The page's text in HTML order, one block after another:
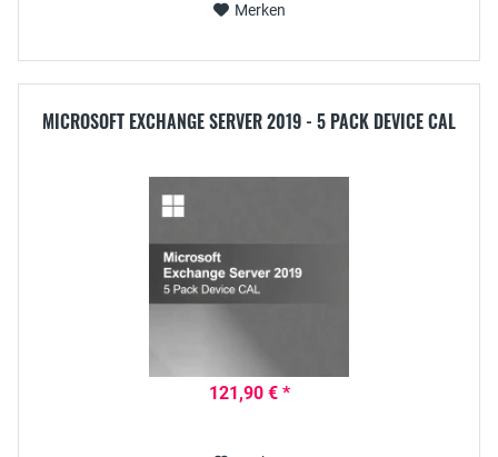
Merken
MICROSOFT EXCHANGE SERVER 2019 - 5 PACK DEVICE CAL
121,90 € *